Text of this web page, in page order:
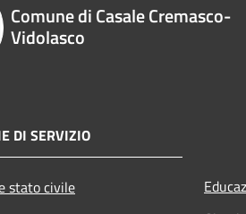
Comune di Casale Cremasco-
Vidolasco
DI SERVIZIO
stato civile